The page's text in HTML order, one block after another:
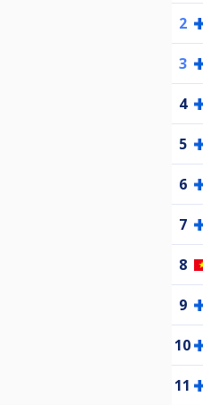
2
3
4
5
6
7
8
9
10
11